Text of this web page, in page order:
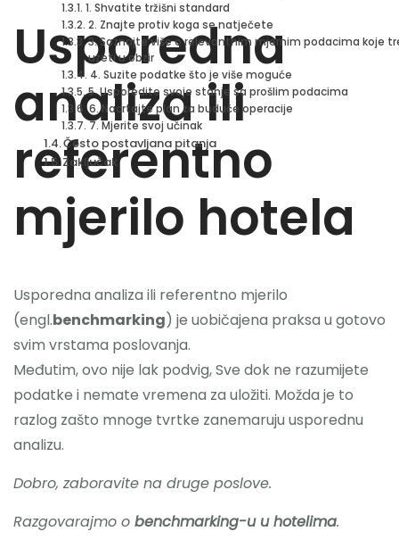
1. Shvatite tržišni standard
2. Znajte protiv koga se natječete
3. Saznajte više o relevantnim mjernim podacima koje
uzeti u obzir
4. Suzite podatke što je više moguće
5. Usporedite svoje stanje sa prošlim podacima
6. Nacrtajte plan za buduće operacije
7. Mjerite svoj učinak
Često postavljana pitanja
Zaključak
Usporedna
analiza ili
referentno
mjerilo hotela
Usporedna analiza ili referentno mjerilo
(engl.benchmarking) je uobičajena praksa u gotovo
svim vrstama poslovanja.
Međutim, ovo nije lak podvig, Sve dok ne razumijete
podatke i nemate vremena za uložiti. Možda je to
razlog zašto mnoge tvrtke zanemaruju usporednu
analizu.
Dobro, zaboravite na druge poslove.
Razgovarajmo o benchmarking-u u hotelima.